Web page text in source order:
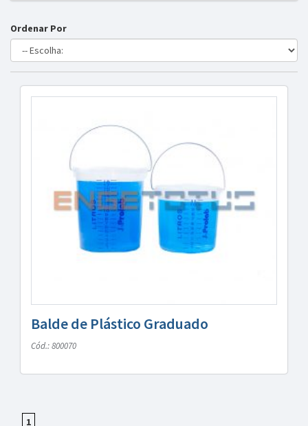
Ordenar Por
Balde de Plástico Graduado
Cód.: 800070
1